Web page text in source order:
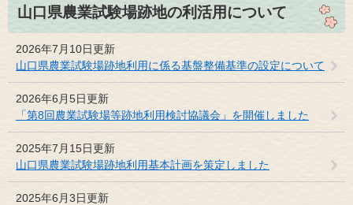
山口県農業試験場跡地の利活用について
2026年7月10日更新
山口県農業試験場跡地利用に係る基盤整備基準の設定について
2026年6月5日更新
「第8回農業試験場等跡地利用検討協議会」を開催しました
2025年7月15日更新
山口県農業試験場跡地利用基本計画を策定しました
2025年6月3日更新